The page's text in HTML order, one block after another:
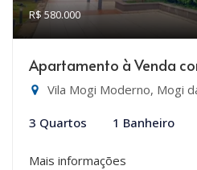
R$ 580.000
Apartamento à Venda
Vila Mogi Moderno, Mogi
3 Quartos 1 Banheiro
Mais informações